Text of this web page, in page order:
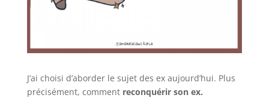
J’ai choisi d’aborder le sujet des ex aujourd’hui. Plus
précisément, comment reconquérir son ex.